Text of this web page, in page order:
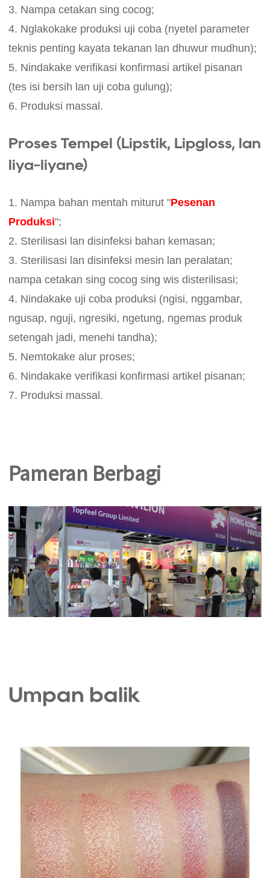
3. Nampa cetakan sing cocog;
4. Nglakokake produksi uji coba (nyetel parameter
teknis penting kayata tekanan lan dhuwur mudhun);
5. Nindakake verifikasi konfirmasi artikel pisanan
(tes isi bersih lan uji coba gulung);
6. Produksi massal.
Proses Tempel (Lipstik, Lipgloss, lan
liya-liyane)
1. Nampa bahan mentah miturut "Pesenan
Produksi";
2. Sterilisasi lan disinfeksi bahan kemasan;
3. Sterilisasi lan disinfeksi mesin lan peralatan;
nampa cetakan sing cocog sing wis disterilisasi;
4. Nindakake uji coba produksi (ngisi, nggambar,
ngusap, nguji, ngresiki, ngetung, ngemas produk
setengah jadi, menehi tandha);
5. Nemtokake alur proses;
6. Nindakake verifikasi konfirmasi artikel pisanan;
7. Produksi massal.
Pameran Berbagi
Umpan balik